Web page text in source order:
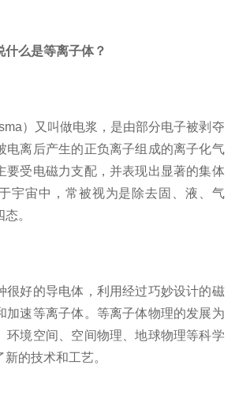
什么是等离子体？
）又叫做电浆，是由部分电子被剥夺
电离后产生的正负离子组成的离子化气
要受电磁力支配，并表现出显著的集体
宇宙中，常被视为是除去固、液、气
。
好的导电体，利用经过巧妙设计的磁
加速等离子体。等离子体物理的发展为
环境空间、空间物理、地球物理等科学
的技术和工艺。